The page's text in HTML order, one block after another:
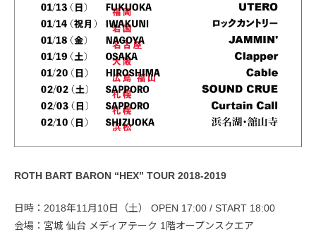
ROTH BART BARON “HEX” TOUR 2018-2019
日時：2018年11月10日（土） OPEN 17:00 / START 18:00
会場：宮城 仙台 メディアテーク 1階オープンスクエア